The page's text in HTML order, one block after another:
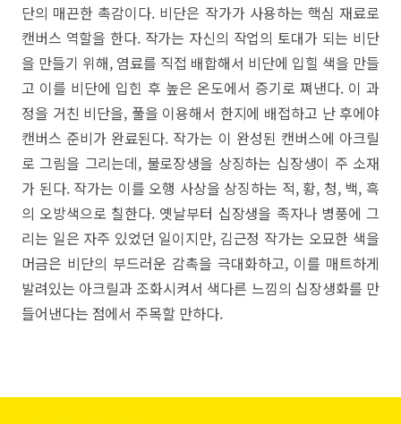
단의 매끈한 촉감이다. 비단은 작가가 사용하는 핵심 재료로
캔버스 역할을 한다. 작가는 자신의 작업의 토대가 되는 비단
을 만들기 위해, 염료를 직접 배합해서 비단에 입힐 색을 만들
고 이를 비단에 입힌 후 높은 온도에서 증기로 쪄낸다. 이 과
정을 거친 비단을, 풀을 이용해서 한지에 배접하고 난 후에야
캔버스 준비가 완료된다. 작가는 이 완성된 캔버스에 아크릴
로 그림을 그리는데, 불로장생을 상징하는 십장생이 주 소재
가 된다. 작가는 이를 오행 사상을 상징하는 적, 황, 청, 백, 흑
의 오방색으로 칠한다. 옛날부터 십장생을 족자나 병풍에 그
리는 일은 자주 있었던 일이지만, 김근정 작가는 오묘한 색을
머금은 비단의 부드러운 감촉을 극대화하고, 이를 매트하게
발려있는 아크릴과 조화시켜서 색다른 느낌의 십장생화를 만
들어낸다는 점에서 주목할 만하다.